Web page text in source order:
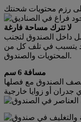
لا تترك مساحة فارغة
داخل الصندوق لتجنب
قد يتسبب في تلف كل من
المحتويات والصندوق.
مسافة 6 سم
الصندوق مع فصلها